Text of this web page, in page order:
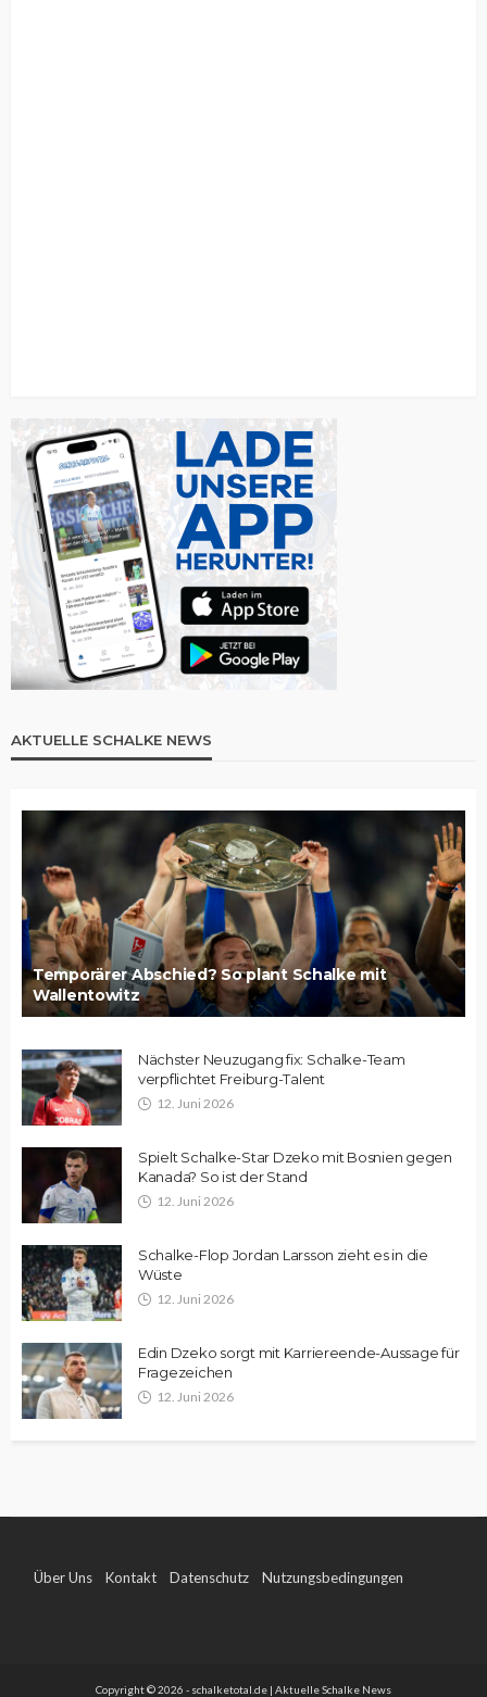
AKTUELLE SCHALKE NEWS
Temporärer Abschied? So plant Schalke mit
Wallentowitz
Nächster Neuzugang fix: Schalke-Team
verpflichtet Freiburg-Talent
12. Juni 2026
Spielt Schalke-Star Dzeko mit Bosnien gegen
Kanada? So ist der Stand
12. Juni 2026
Schalke-Flop Jordan Larsson zieht es in die
Wüste
12. Juni 2026
Edin Dzeko sorgt mit Karriereende-Aussage für
Fragezeichen
12. Juni 2026
Über Uns Kontakt Datenschutz Nutzungsbedingungen
Copyright © 2026 - schalketotal.de | Aktuelle Schalke News